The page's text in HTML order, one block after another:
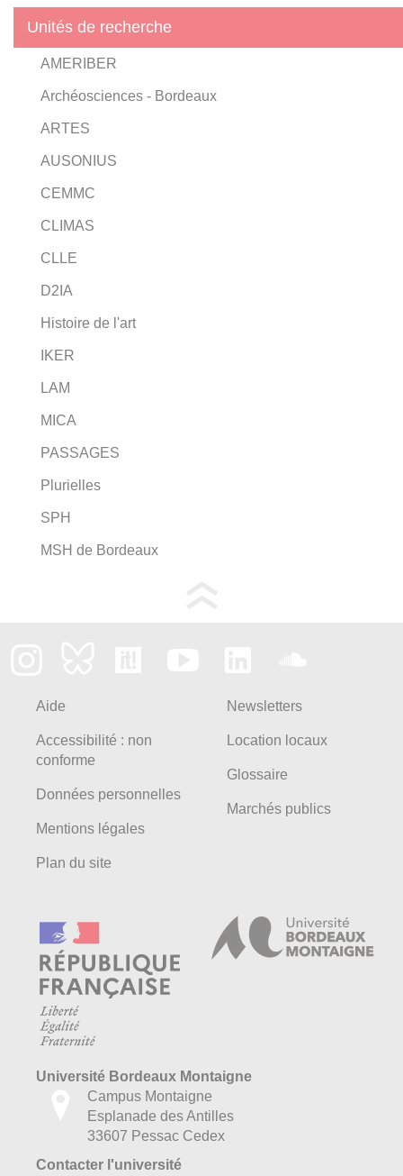
Unités de recherche
AMERIBER
Archéosciences - Bordeaux
ARTES
AUSONIUS
CEMMC
CLIMAS
CLLE
D2IA
Histoire de l'art
IKER
LAM
MICA
PASSAGES
Plurielles
SPH
MSH de Bordeaux
Aide
Accessibilité : non
conforme
Données personnelles
Mentions légales
Plan du site
Newsletters
Location locaux
Glossaire
Marchés publics
Université Bordeaux Montaigne
Campus Montaigne
Esplanade des Antilles
33607 Pessac Cedex
Contacter l'université